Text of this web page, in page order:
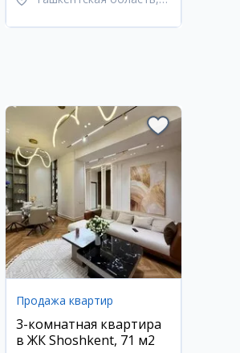
Продажа квартир
3-комнатная квартира
в ЖК Shoshkent, 71 м2